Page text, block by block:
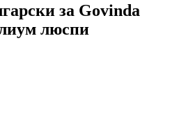
за Govinda
люспи